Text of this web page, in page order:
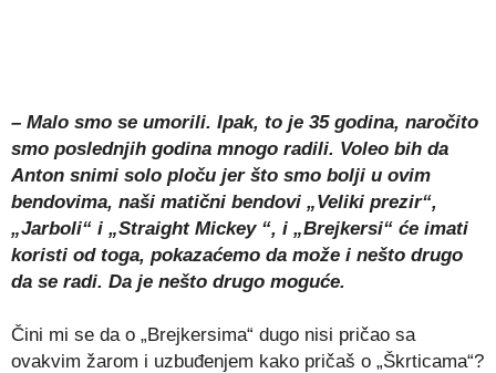
– Malo smo se umorili. Ipak, to je 35 godina, naročito
smo poslednjih godina mnogo radili. Voleo bih da
Anton snimi solo ploču jer što smo bolji u ovim
bendovima, naši matični bendovi „Veliki prezir“,
„Jarboli“ i „Straight Mickey “, i „Brejkersi“ će imati
koristi od toga, pokazaćemo da može i nešto drugo
da se radi. Da je nešto drugo moguće.
Čini mi se da o „Brejkersima“ dugo nisi pričao sa
ovakvim žarom i uzbuđenjem kako pričaš o „Škrticama“?